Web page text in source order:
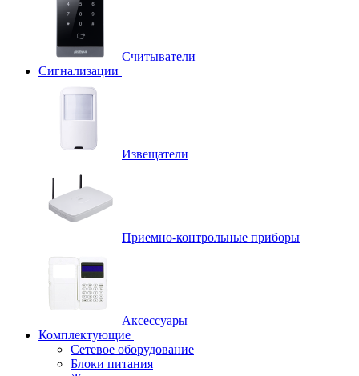
Считыватели
Сигнализации
Извещатели
Приемно-контрольные приборы
Аксессуары
Комплектующие
Сетевое оборудование
Блоки питания